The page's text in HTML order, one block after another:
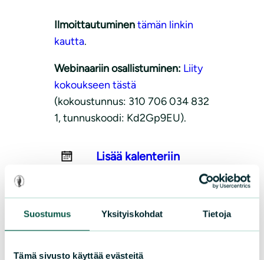
Suostumus Yksityiskohdat Tietoja
Tämä sivusto käyttää evästeitä
Ilmoittautuminentämän linkin
kautta.
Webinaariin osallistuminen: Liity
kokoukseen tästä
(kokoustunnus: 310 706 034 832
1, tunnuskoodi: Kd2Gp9EU).
Lisää kalenteriin